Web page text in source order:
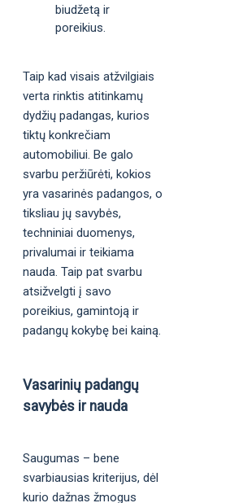
biudžetą ir
poreikius.
Taip kad visais atžvilgiais
verta rinktis atitinkamų
dydžių padangas, kurios
tiktų konkrečiam
automobiliui. Be galo
svarbu peržiūrėti, kokios
yra vasarinės padangos, o
tiksliau jų savybės,
techniniai duomenys,
privalumai ir teikiama
nauda. Taip pat svarbu
atsižvelgti į savo
poreikius, gamintoją ir
padangų kokybę bei kainą.
Vasarinių padangų
savybės ir nauda
Saugumas – bene
svarbiausias kriterijus, dėl
kurio dažnas žmogus